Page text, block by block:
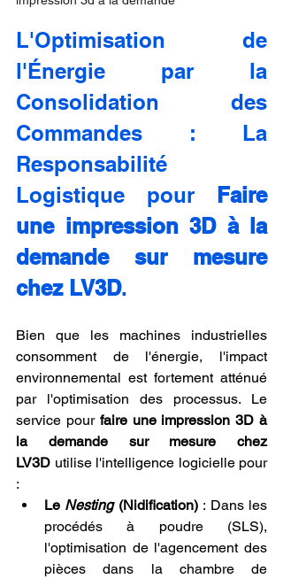
L'Optimisation de
l'Énergie par la
Consolidation des
Commandes : La
Responsabilité
Logistique pour
Faire
une impression 3D à la
demande sur mesure
chez LV3D.
Bien que les machines industrielles
consomment de l'énergie, l'impact
environnemental est fortement atténué
par l'optimisation des processus. Le
service pour faire une impression 3D à
la demande sur mesure chez
LV3D utilise l'intelligence logicielle pour
:
Le Nesting (Nidification) : Dans les
procédés à poudre (SLS),
l'optimisation de l'agencement des
pièces dans la chambre de